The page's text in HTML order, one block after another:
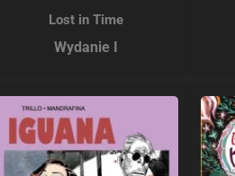
Lost in Time
Wydanie I